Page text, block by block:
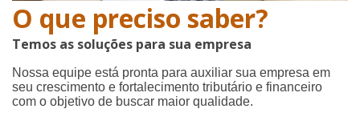
O que preciso saber?
Temos as soluções para sua empresa
Nossa equipe está pronta para auxiliar sua empresa em
seu crescimento e fortalecimento tributário e financeiro
com o objetivo de buscar maior qualidade.